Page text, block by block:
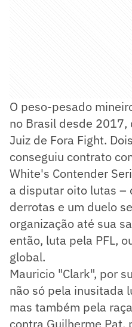
O peso-pesado
no Brasil desde
Juiz de Fora Fight.
conseguiu contrato
White's Contender
a disputar oito lutas –
derrotas e um duelo
organização até sua
então, luta pela PFL,
global.
Mauricio "Clark", por
não só pela inusitada
mas também pela
contra Guilherme Pat,